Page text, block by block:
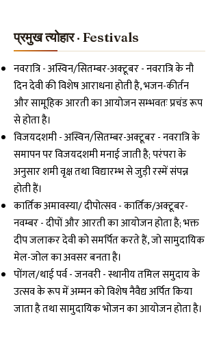
प्रमुख त्योहार · Festivals
नवरात्रि - अस्विन/सितम्बर-अक्टूबर - नवरात्रि के नौ
दिन देवी की विशेष आराधना होती है, भजन-कीर्तन
और सामूहिक आरती का आयोजन सम्भवतः प्रचंड रूप
से होता है।
विजयदशमी - अस्विन/सितम्बर-अक्टूबर - नवरात्रि के
समापन पर विजयदशमी मनाई जाती है; परंपरा के
अनुसार शमी वृक्ष तथा विद्यारम्भ से जुड़ी रस्में संपन्न
होती हैं।
कार्तिक अमावस्या/ दीपोत्सव - कार्तिक/अक्टूबर-
नवम्बर - दीपों और आरती का आयोजन होता है; भक्त
दीप जलाकर देवी को समर्पित करते हैं, जो सामुदायिक
मेल-जोल का अवसर बनता है।
पोंगल/थाई पर्व - जनवरी - स्थानीय तमिल समुदाय के
उत्सव के रूप में अम्मन को विशेष नैवैद्य अर्पित किया
जाता है तथा सामुदायिक भोजन का आयोजन होता है।